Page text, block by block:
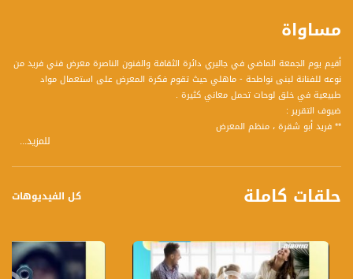
مساواة
أقيم يوم الجمعة الماضي في جاليري دائرة الثقافة والفنون الناصرة معرض فني فريد من
نوعه للفنانة لبنى نواطحة - ماهلي حيث تقوم فكرة المعرض على استعمال مواد
طبيعية في خلق لوحات تحمل معاني كثيرة .
ضيوف التقرير :
** فريد أبو شقرة ، منظم المعرض
ضيف الفقرة :
ضيف الفقرة :
** الشيخ حسام ابو ليل ، رئيس حزب الوفاء والإصلاح - عين ماهل
للمزيد...
حلقات كاملة كل الفيديوهات